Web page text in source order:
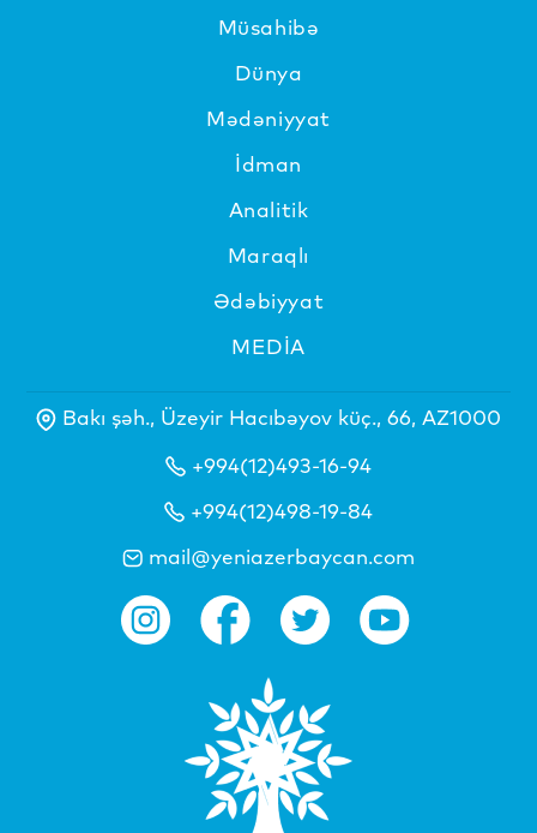
Müsahibə
Dünya
Mədəniyyat
İdman
Analitik
Maraqlı
Ədəbiyyat
MEDİA
Bakı şəh., Üzeyir Hacıbəyov küç., 66, AZ1000
+994(12)493-16-94
+994(12)498-19-84
mail@yeniazerbaycan.com